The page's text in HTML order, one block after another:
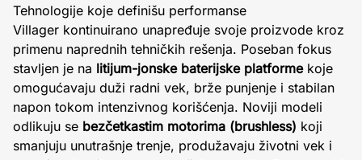
Tehnologije koje definišu performanse
Villager kontinuirano unapređuje svoje proizvode kroz
primenu naprednih tehničkih rešenja. Poseban fokus
stavljen je na litijum-jonske baterijske platformekoje
omogućavaju duži radni vek, brže punjenje i stabilan
napon tokom intenzivnog korišćenja. Noviji modeli
odlikuju se bezčetkastim motorima (brushless) koji
smanjuju unutrašnje trenje, produžavaju životni vek i